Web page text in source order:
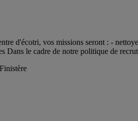
d'écotri, vos missions seront : -
Dans le cadre de notre politique de